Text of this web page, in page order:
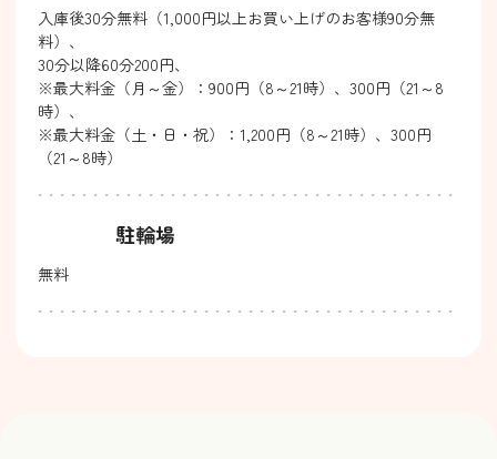
入庫後30分無料（1,000円以上お買い上げのお客様90分無
料）、
30分以降60分200円、
※最大料金（月～金）：900円（8～21時）、300円（21～8
時）、
※最大料金（土・日・祝）：1,200円（8～21時）、300円
（21～8時）
駐輪場
無料